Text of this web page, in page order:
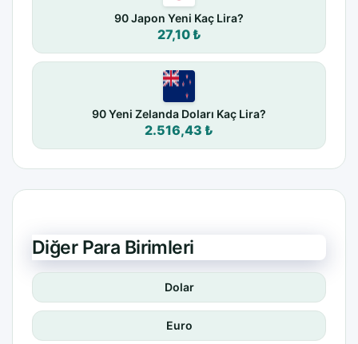
90 Japon Yeni Kaç Lira?
27,10 ₺
90 Yeni Zelanda Doları Kaç Lira?
2.516,43 ₺
Diğer Para Birimleri
Dolar
Euro